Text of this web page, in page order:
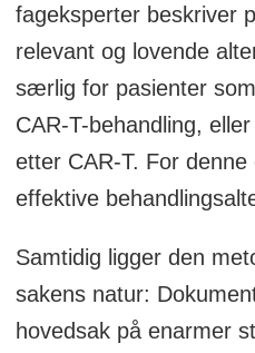
fageksperter beskriver
relevant og lovende
særlig for pasienter
CAR-T-behandling,
etter CAR-T. For
effektive
Samtidig ligger den
sakens natur:
hovedsak på enarmer